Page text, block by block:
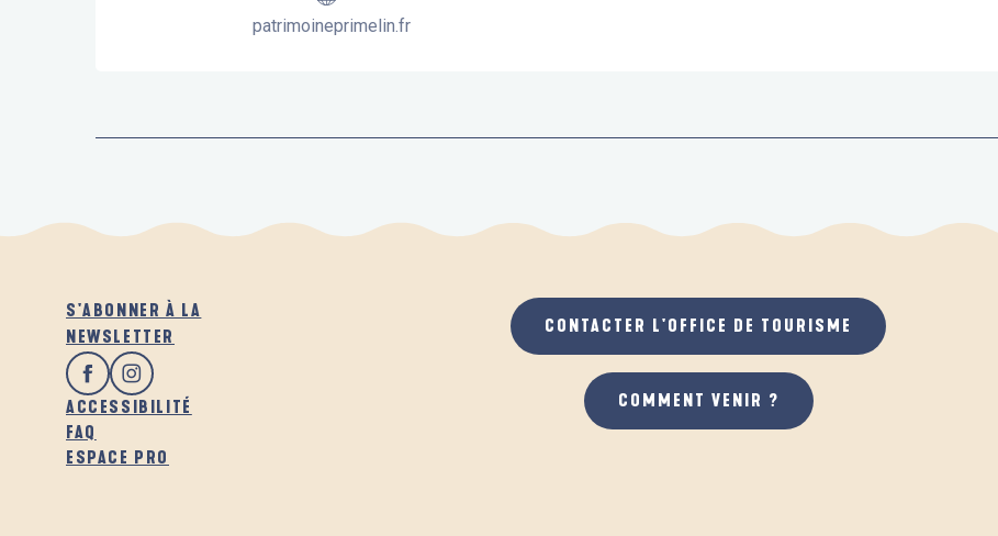
patrimoineprimelin.fr
S'ABONNER À LA
NEWSLETTER
ACCESSIBILITÉ
FAQ
ESPACE PRO
CONTACTER L'OFFICE DE TOURISME
COMMENT VENIR ?